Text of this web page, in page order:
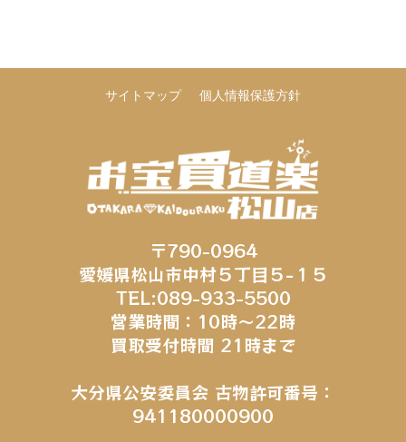
サイトマップ 個人情報保護方針
〒790-0964
愛媛県松山市中村５丁目５−１５
TEL:089-933-5500
営業時間：10時～22時
買取受付時間 21時まで
大分県公安委員会 古物許可番号：
941180000900